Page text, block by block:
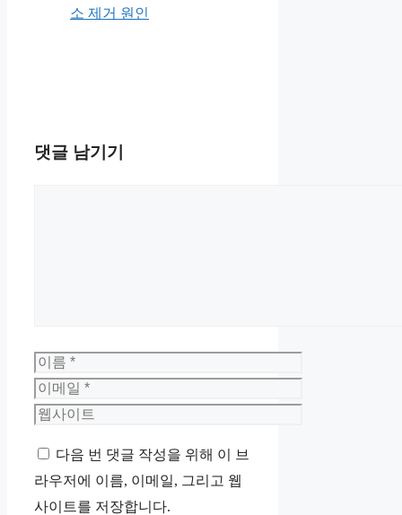
소 제거 원인
댓글 남기기
이
름
이
메
웹
트
다음 번 댓글 작성을 위해 이 브
라우저에 이름, 이메일, 그리고 웹
사이트를 저장합니다.